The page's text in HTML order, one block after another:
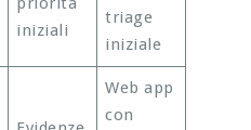
iniziali
triage
iniziale
Web app
con